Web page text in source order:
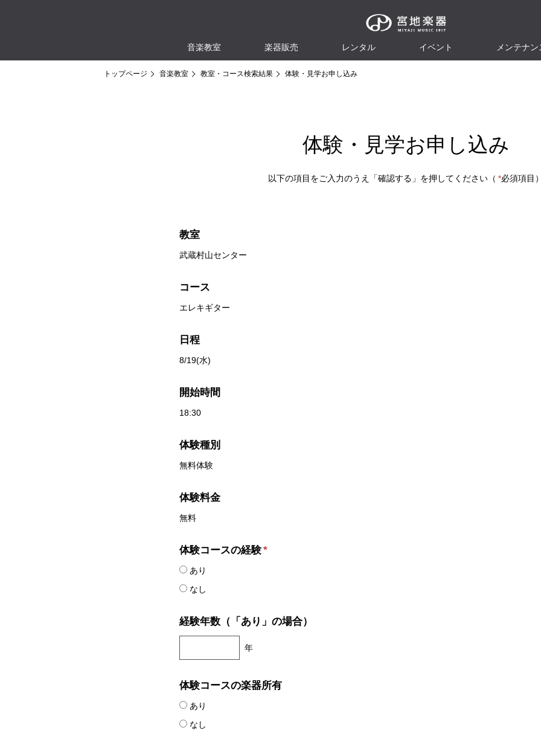
音楽教室 楽器販売 レンタル イベント メンテナン
トップページ 音楽教室 教室・コース検索結果 体験・見学お申し込み
体験・見学お申し込み
以下の項目をご入力のうえ「確認する」を押してください（ *必須項目）
教室
武蔵村山センター
コース
エレキギター
日程
8/19(水)
開始時間
18:30
体験種別
無料体験
体験料金
無料
体験コースの経験*
あり
なし
経験年数（「あり」の場合）
年
体験コースの楽器所有
あり
なし